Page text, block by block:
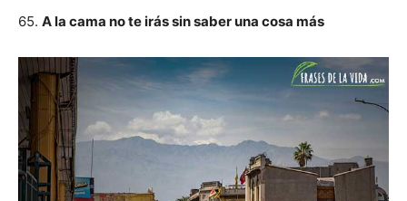
65. A la cama no te irás sin saber una cosa más